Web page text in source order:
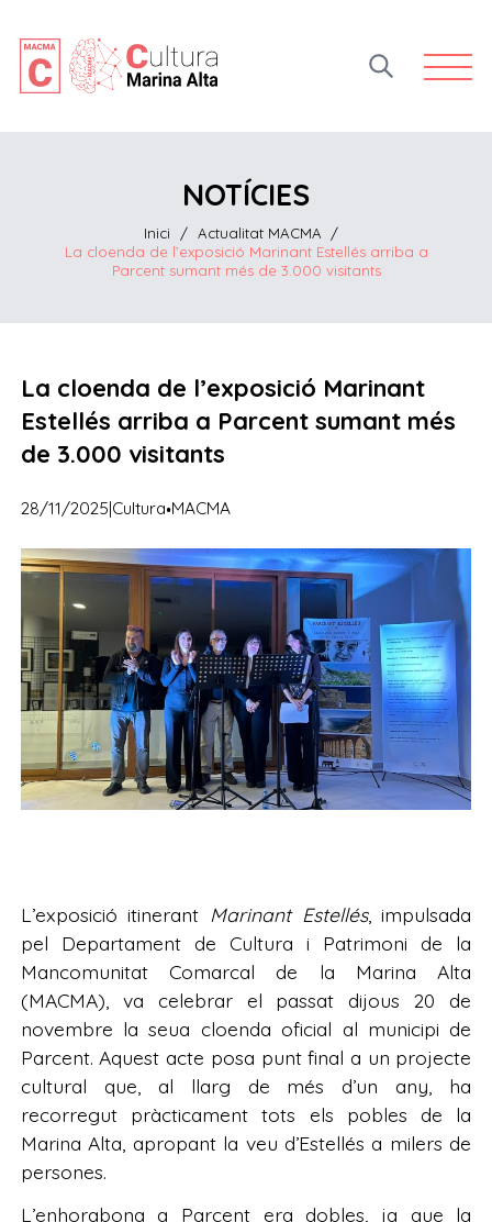
Open
NOTÍCIES
Inici / Actualitat MACMA
/
La cloenda de l’exposició Marinant Estellés arriba a
Parcent sumant més de 3.000 visitants
La cloenda de l’exposició Marinant
Estellés arriba a Parcent sumant més
de 3.000 visitants
28/11/2025|Cultura·MACMA
L’exposició itinerant Marinant Estellés, impulsada
pel Departament de Cultura i Patrimoni de la
Mancomunitat Comarcal de la Marina Alta
(MACMA), va celebrar el passat dijous 20 de
novembre la seua cloenda oficial al municipi de
Parcent. Aquest acte posa punt final a un projecte
cultural que, al llarg de més d’un any, ha
recorregut pràcticament tots els pobles de la
Marina Alta, apropant la veu d’Estellés a milers de
persones.
L’enhorabona a Parcent era dobles, ja que la